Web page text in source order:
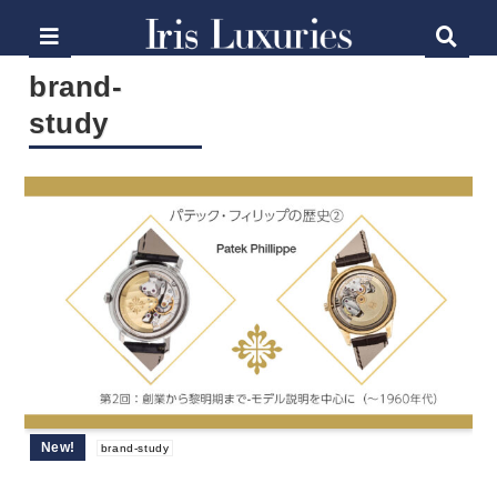
brand-
study
New! brand-study